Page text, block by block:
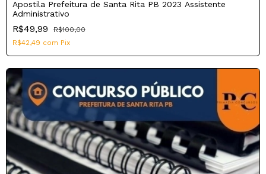
Apostila Prefeitura de Santa Rita PB 2023 Assistente
Administrativo
R$49,99
R$100,00
R$42,49 com Pix